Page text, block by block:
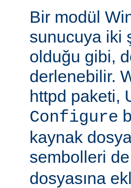
Bir modül
sunucuya iki
olduğu gibi,
derlenebilir.
httpd paketi,
Configure
kaynak
sembolleri de
dosyasına